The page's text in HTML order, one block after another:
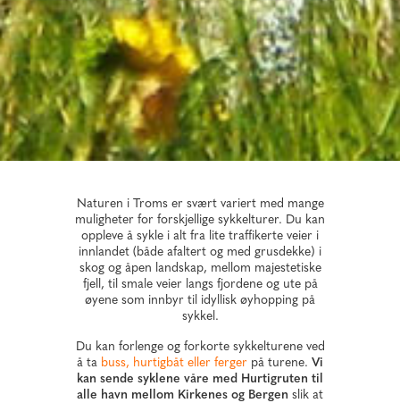
Naturen i Troms er svært variert med mange
muligheter for forskjellige sykkelturer. Du kan
oppleve å sykle i alt fra lite traffikerte veier i
innlandet (både afaltert og med grusdekke) i
skog og åpen landskap, mellom majestetiske
fjell, til smale veier langs fjordene og ute på
øyene som innbyr til idyllisk øyhopping på
sykkel.
Du kan forlenge og forkorte sykkelturene ved
å ta buss, hurtigbåt eller ferger på turene. Vi
kan sende syklene våre med Hurtigruten til
alle havn mellom Kirkenes og Bergen slik at